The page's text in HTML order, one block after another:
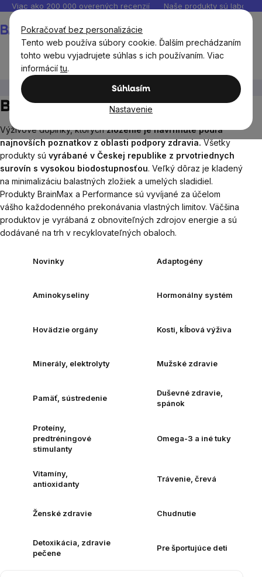
Pokračovať bez personalizácie
Tento web používa súbory cookie. Ďalším prechádzaním
tohto webu vyjadrujete súhlas s ich používaním. Viac
informáciítu.
Súhlasím
Nastavenie
Prejsť
obsah
Viac ako 200 000 overených recenzií Naše produkty sú
košík
BrainMax® výživové doplnky
BrainMax® výživové doplnky
Výživové doplnky, ktorýchzloženie je navrhnuté podľa
najnovších poznatkov z oblasti podpory zdravia.Všetky
produkty sú vyrábané v Českej republike z prvotriednych
surovín s vysokou biodostupnosťou. Veľký dôraz je kladený
na minimalizáciu balastných zložiek a umelých sladidiel.
Produkty BrainMax a Performance sú vyvíjané za účelom
vášho každodenného prekonávania vlastných limitov. Väčšina
produktov je vyrábaná z obnoviteľných zdrojov energie a sú
dodávané na trh v recyklovateľných obaloch.
Novinky Adaptogény
Aminokyseliny Hormonálny systém
Hovädzie orgány Kosti, kĺbová výživa
Minerály, elektrolyty Mužské zdravie
Pamäť, sústredenie
Duševné zdravie,
spánok
Proteíny,
predtréningové
stimulanty
Omega-3 a iné tuky
Vitamíny,
antioxidanty
Trávenie, črevá
Ženské zdravie Chudnutie
Detoxikácia, zdravie
pečene
Pre športujúce deti